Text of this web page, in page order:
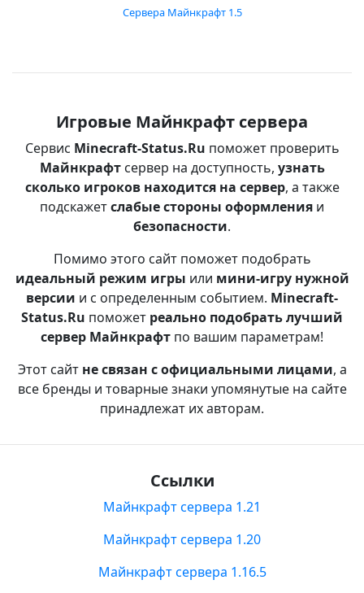
Сервера Майнкрафт 1.5
Игровые Майнкрафт сервера
Сервис Minecraft-Status.Ru поможет проверить
Майнкрафтсервер на доступность, узнать
сколько игроков находится на сервер, а также
подскажетслабые стороны оформления и
безопасности.
Помимо этого сайт поможет подобрать
идеальный режим игры или мини-игру нужной
версии и с определенным событием. Minecraft-
Status.Ru поможет реально подобрать лучший
сервер Майнкрафт по вашим параметрам!
Этот сайт не связан с официальными лицами, а
все бренды и товарные знаки упомянутые на сайте
принадлежат их авторам.
Ссылки
Майнкрафт сервера 1.21
Майнкрафт сервера 1.20
Майнкрафт сервера 1.16.5